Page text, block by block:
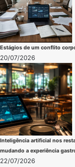
Estágios de um conflito
20/07/2026
Inteligência artificial nos
mudando a experiência
22/07/2026